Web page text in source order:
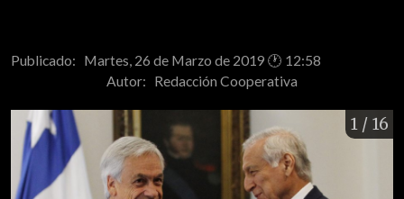
Publicado: Martes, 26 de Marzo de 2019 🕐 12:58
Autor: Redacción Cooperativa
1 / 16